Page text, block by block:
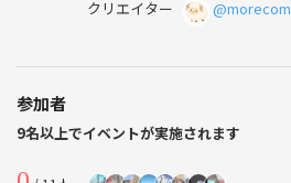
クリエイター
@morecom
参加者
9名以上でイベントが実施されます